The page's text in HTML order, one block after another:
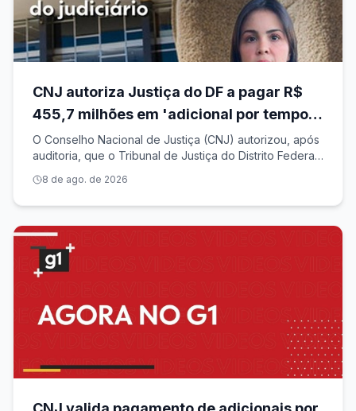
CNJ autoriza Justiça do DF a pagar R$
455,7 milhões em 'adicional por tempo
de serviço' a magistrados
O Conselho Nacional de Justiça (CNJ) autorizou, após
auditoria, que o Tribunal de Justiça do Distrito Federal
para 314 magistrados da própria Corte. A auditoria
recolheu dados de 63 tribunais
8 de ago. de 2026